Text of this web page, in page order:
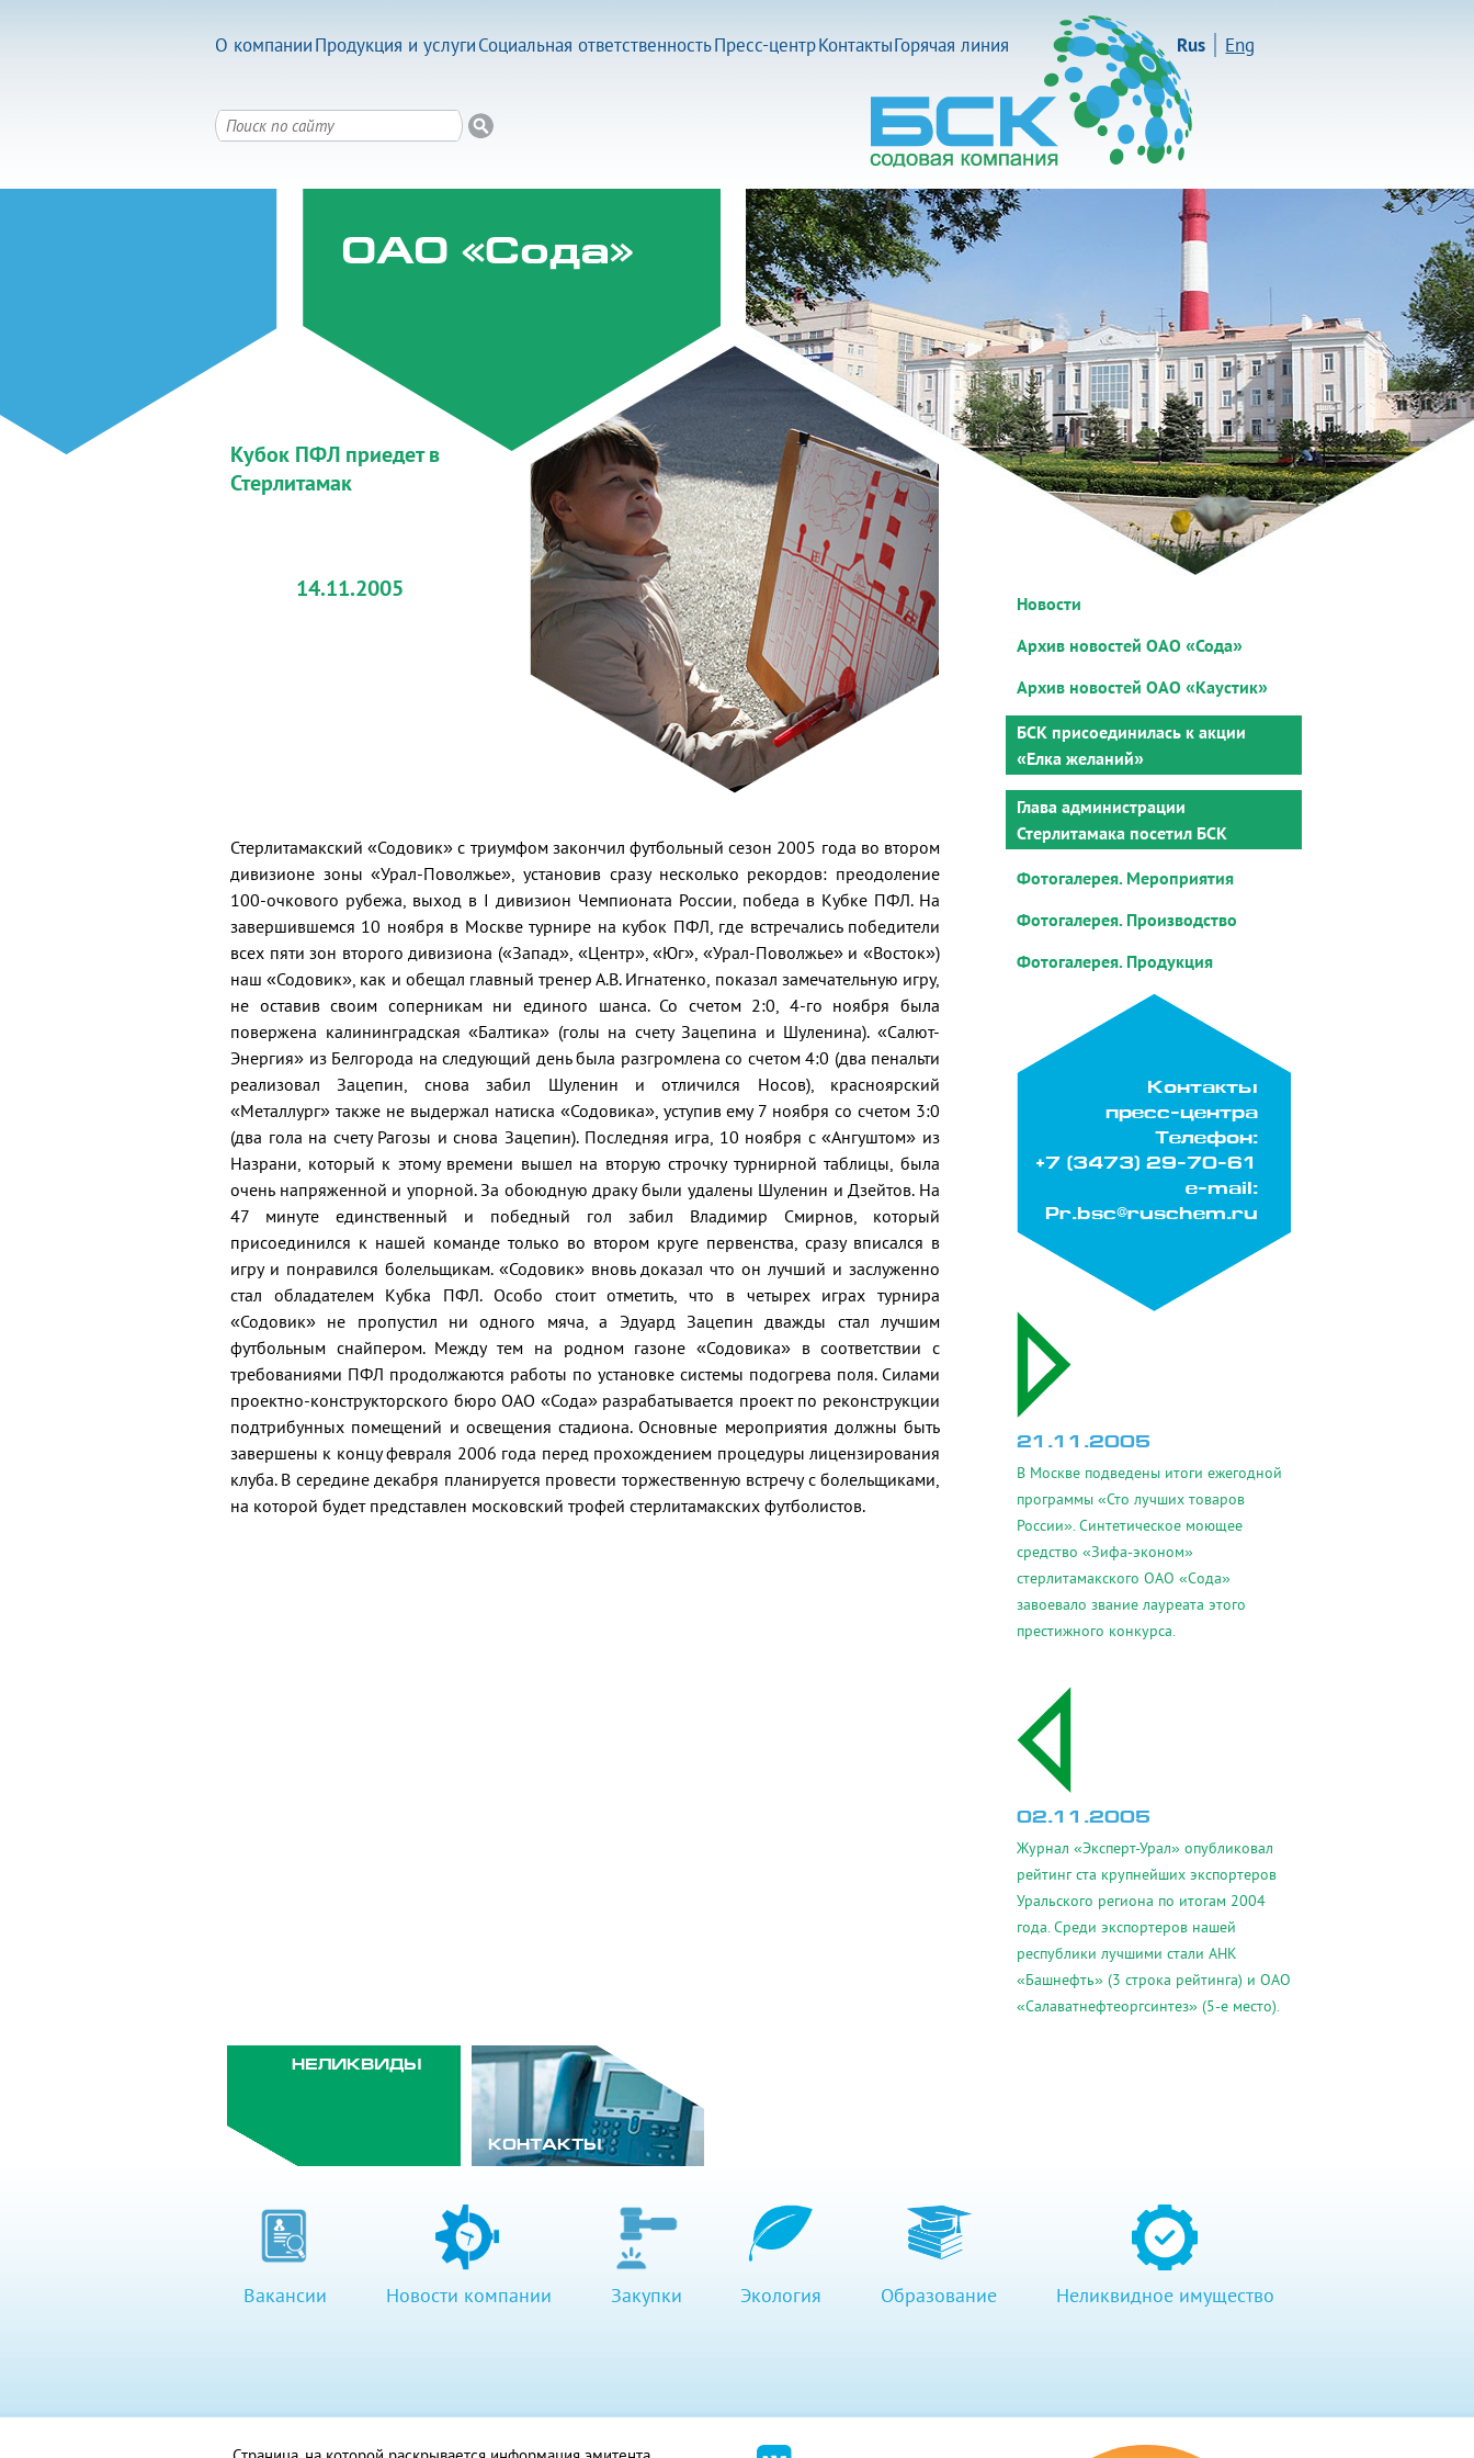
О компанииПродукция и услугиСоциальная ответственностьПресс-центрКонтактыГорячая линия Rus Eng
ОАО «Сода»
Кубок ПФЛ приедет в
Стерлитамак
14.11.2005
Стерлитамакский «Содовик» с триумфом закончил футбольный сезон 2005 года во втором
дивизионе зоны «Урал-Поволжье», установив сразу несколько рекордов: преодоление
100-очкового рубежа, выход в I дивизион Чемпионата России, победа в Кубке ПФЛ. На
завершившемся 10 ноября в Москве турнире на кубок ПФЛ, где встречались победители
всех пяти зон второго дивизиона («Запад», «Центр», «Юг», «Урал-Поволжье» и «Восток»)
наш «Содовик», как и обещал главный тренер А.В. Игнатенко, показал замечательную игру,
не оставив своим соперникам ни единого шанса. Со счетом 2:0, 4-го ноября была
повержена калининградская «Балтика» (голы на счету Зацепина и Шуленина). «Салют-
Энергия» из Белгорода на следующий день была разгромлена со счетом 4:0 (два пенальти
реализовал Зацепин, снова забил Шуленин и отличился Носов), красноярский
«Металлург» также не выдержал натиска «Содовика», уступив ему 7 ноября со счетом 3:0
(два гола на счету Рагозы и снова Зацепин). Последняя игра, 10 ноября с «Ангуштом» из
Назрани, который к этому времени вышел на вторую строчку турнирной таблицы, была
очень напряженной и упорной. За обоюдную драку были удалены Шуленин и Дзейтов. На
47 минуте единственный и победный гол забил Владимир Смирнов, который
присоединился к нашей команде только во втором круге первенства, сразу вписался в
игру и понравился болельщикам. «Содовик» вновь доказал что он лучший и заслуженно
стал обладателем Кубка ПФЛ. Особо стоит отметить, что в четырех играх турнира
«Содовик» не пропустил ни одного мяча, а Эдуард Зацепин дважды стал лучшим
футбольным снайпером. Между тем на родном газоне «Содовика» в соответствии с
требованиями ПФЛ продолжаются работы по установке системы подогрева поля. Силами
проектно-конструкторского бюро ОАО «Сода» разрабатывается проект по реконструкции
подтрибунных помещений и освещения стадиона. Основные мероприятия должны быть
завершены к концу февраля 2006 года перед прохождением процедуры лицензирования
клуба. В середине декабря планируется провести торжественную встречу с болельщиками,
на которой будет представлен московский трофей стерлитамакских футболистов.
Новости
Архив новостей ОАО «Сода»
Архив новостей ОАО «Каустик»
БСК присоединилась к акции
«Елка желаний»
Глава администрации
Стерлитамака посетил БСК
Фотогалерея. Мероприятия
Фотогалерея. Производство
Фотогалерея. Продукция
Контакты
пресс-центра
Телефон:
+7 (3473) 29-70-61
e-mail:
Pr.bsc@ruschem.ru
21.11.2005
В Москве подведены итоги ежегодной
программы «Сто лучших товаров
России». Синтетическое моющее
средство «Зифа-эконом»
стерлитамакского ОАО «Сода»
завоевало звание лауреата этого
престижного конкурса.
02.11.2005
Журнал «Эксперт-Урал» опубликовал
рейтинг ста крупнейших экспортеров
Уральского региона по итогам 2004
года. Среди экспортеров нашей
республики лучшими стали АНК
«Башнефть» (3 строка рейтинга) и ОАО
«Салаватнефтеоргсинтез» (5-е место).
НЕЛИКВИДЫ
КОНТАКТЫ
Вакансии Новости компании Закупки Экология Образование Неликвидное имущество